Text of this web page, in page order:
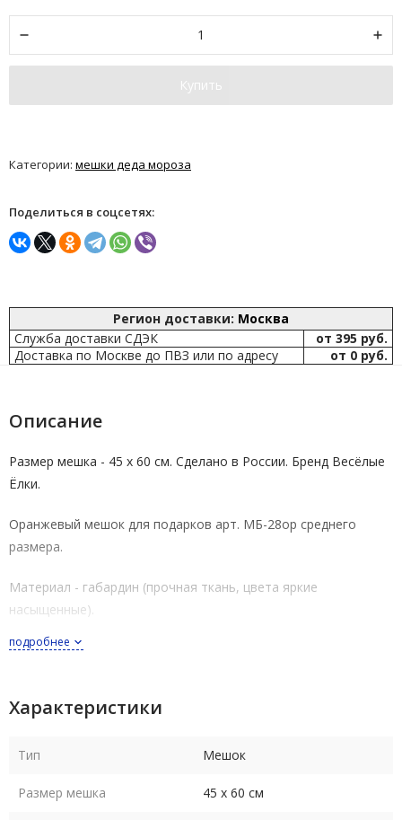
Купить
Категории: мешки деда мороза
Поделиться в соцсетях:
Регион доставки: Москва
Служба доставки СДЭК
от 395 руб.
Доставка по Москве до ПВЗ или по адресу
от 0 руб.
Описание
Размер мешка - 45 х 60 см. Сделано в России. Бренд Весёлые
Ёлки.
Оранжевый мешок для подарков арт. МБ-28ор среднего
размера.
Материал - габардин (прочная ткань, цвета яркие
насыщенные).
Мешок завязывается лентой серебристого или золотистого
подробнее
Характеристики
Тип Мешок
Размер мешка 45 х 60 см